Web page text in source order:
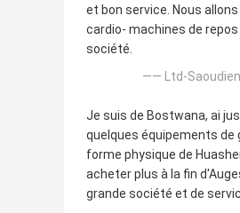
et bon service. Nous
cardio- machines de
société.
—— Ltd-
Je suis de Bostwana, ai
quelques équipements de
forme physique de
acheter plus à la fin
grande société et de